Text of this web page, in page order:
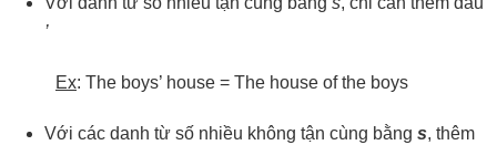
’
Ex: The boys’ house = The house of the boys
Với các danh từ số nhiều không tận cùng bằng s, thêm